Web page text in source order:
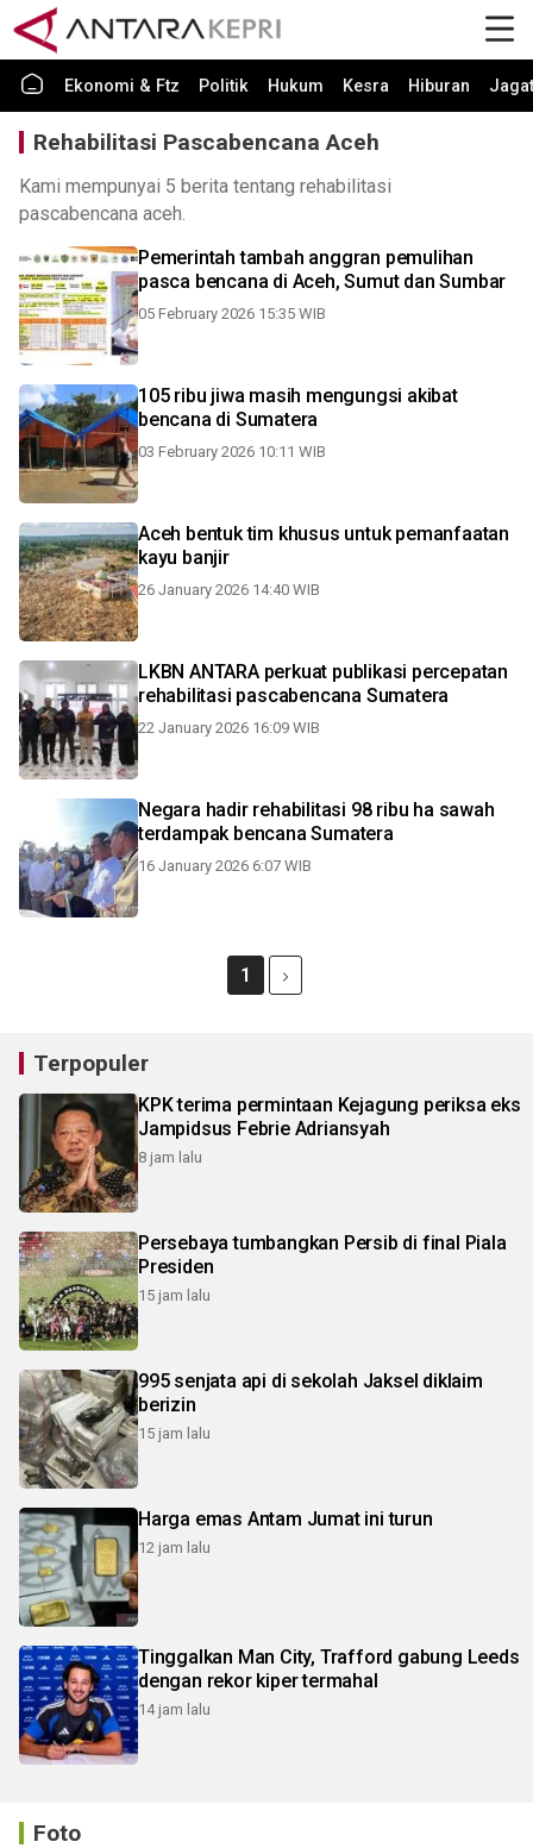
Ekonomi & Ftz Politik Hukum Kesra Hiburan Jagat
Rehabilitasi Pascabencana Aceh
Kami mempunyai 5 berita tentang rehabilitasi
pascabencana aceh.
Pemerintah tambah anggran pemulihan
pasca bencana di Aceh, Sumut dan Sumbar
05 February 2026 15:35 WIB
105 ribu jiwa masih mengungsi akibat
bencana di Sumatera
03 February 2026 10:11 WIB
Aceh bentuk tim khusus untuk pemanfaatan
kayu banjir
26 January 2026 14:40 WIB
LKBN ANTARA perkuat publikasi percepatan
rehabilitasi pascabencana Sumatera
22 January 2026 16:09 WIB
Negara hadir rehabilitasi 98 ribu ha sawah
terdampak bencana Sumatera
16 January 2026 6:07 WIB
1
Terpopuler
KPK terima permintaan Kejagung periksa eks
Jampidsus Febrie Adriansyah
8 jam lalu
Persebaya tumbangkan Persib di final Piala
Presiden
15 jam lalu
995 senjata api di sekolah Jaksel diklaim
berizin
15 jam lalu
Harga emas Antam Jumat ini turun
12 jam lalu
Tinggalkan Man City, Trafford gabung Leeds
dengan rekor kiper termahal
14 jam lalu
Foto